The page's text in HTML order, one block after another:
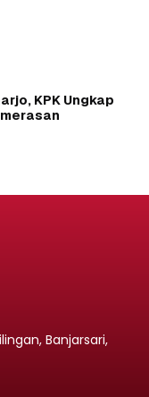
KPK Ungkap
Banjarsari,